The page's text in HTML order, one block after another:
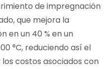
de impregnación
que mejora la
en un 40 % en un
°C, reduciendo así el
costos asociados con